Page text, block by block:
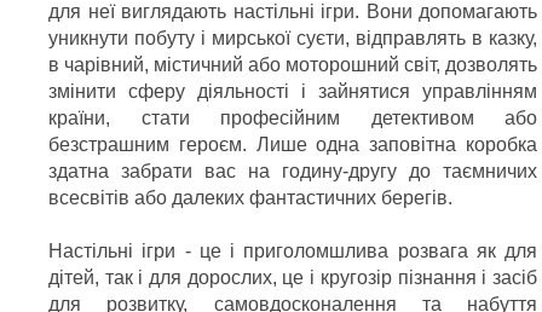
для неї виглядають настільні ігри. Вони допомагають
уникнути побуту і мирської суєти, відправлять в казку,
в чарівний, містичний або моторошний світ, дозволять
змінити сферу діяльності і зайнятися управлінням
країни, стати професійним детективом або
безстрашним героєм. Лише одна заповітна коробка
здатна забрати вас на годину-другу до таємничих
всесвітів або далеких фантастичних берегів.
Настільні ігри - це і приголомшлива розвага як для
дітей, так і для дорослих, це і кругозір пізнання і засіб
для розвитку, самовдосконалення та набуття